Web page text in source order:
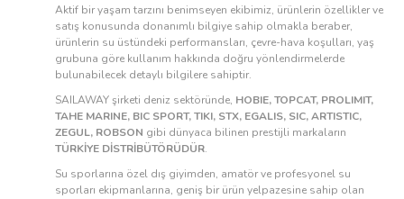
Aktif bir yaşam tarzını benimseyen ekibimiz, ürünlerin özellikler ve
satış konusunda donanımlı bilgiye sahip olmakla beraber,
ürünlerin su üstündeki performansları, çevre-hava koşulları, yaş
grubuna göre kullanım hakkında doğru yönlendirmelerde
bulunabilecek detaylı bilgilere sahiptir.
SAILAWAY şirketi deniz sektöründe, HOBIE, TOPCAT, PROLIMIT,
TAHE MARINE, BIC SPORT, TIKI, STX, EGALIS, SIC, ARTISTIC,
ZEGUL, ROBSON gibi dünyaca bilinen prestijli markaların
TÜRKİYE DİSTRİBÜTÖRÜDÜR.
Su sporlarına özel dış giyimden, amatör ve profesyonel su
sporları ekipmanlarına, geniş bir ürün yelpazesine sahip olan